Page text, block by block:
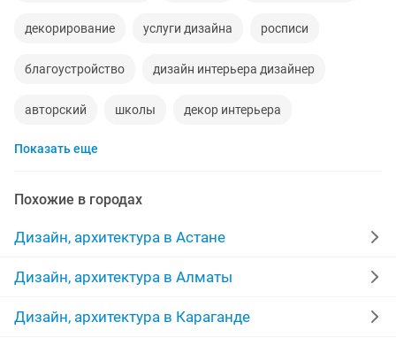
декорирование услуги дизайна росписи
благоустройство дизайн интерьера дизайнер
авторский школы декор интерьера
строительное материалы
услуги строительных работ
дизайнер интерьера быстрый декор стен
изготовление мебели на заказ графический дизайн
Показать еще
Похожие в городах
Дизайн, архитектура в Астане
Дизайн, архитектура в Алматы
Дизайн, архитектура в Караганде